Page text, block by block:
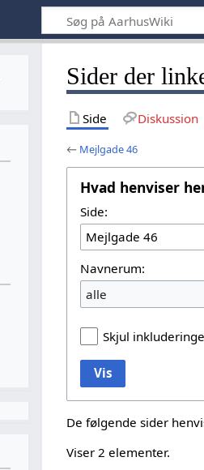
Sider der
Side Diskussion
← Mejlgade 46
Hvad henviser
Side:
Navnerum:
alle
Skjul
Vis
De følgende sider
Viser 2 elementer.